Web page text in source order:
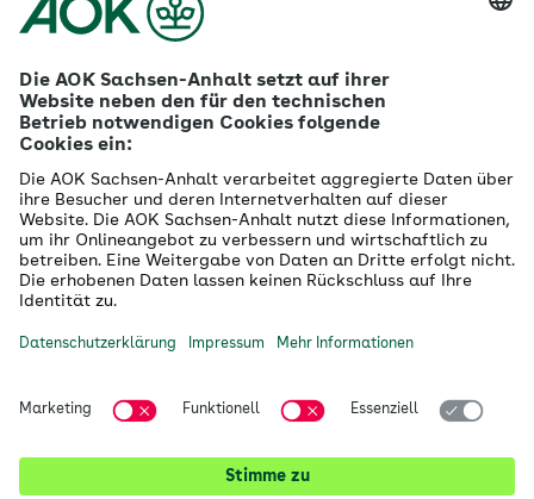
Karriere
Betriebliches Gesundheitsmanagement
Firmenkunden
Gesundheitspartner
Betreuer- & Bevollmächtigte
Die AOK - Wir über uns
Grounding Page
Innovationsportal
Presse
Selbstverwaltung
Ihre AOK Sachsen-Anhalt vor Ort
Magdeburg
Halle